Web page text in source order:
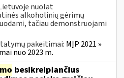
nuolat
alkoholinių gėrimų
tačiau demonstruojami
pakeitimai: MĮP 2021 »
nuo 2023 m.
besikreipiančius